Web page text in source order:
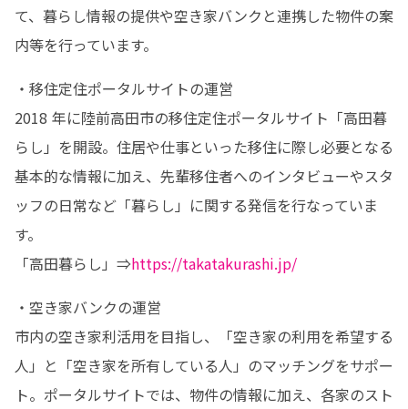
て、暮らし情報の提供や空き家バンクと連携した物件の案
内等を行っています。
・移住定住ポータルサイトの運営
2018 年に陸前高田市の移住定住ポータルサイト「高田暮
らし」を開設。住居や仕事といった移住に際し必要となる
基本的な情報に加え、先輩移住者へのインタビューやスタ
ッフの日常など「暮らし」に関する発信を行なっていま
す。
「高田暮らし」⇒https://takatakurashi.jp/
・空き家バンクの運営
市内の空き家利活用を目指し、「空き家の利用を希望する
人」と「空き家を所有している人」のマッチングをサポー
ト。ポータルサイトでは、物件の情報に加え、各家のスト